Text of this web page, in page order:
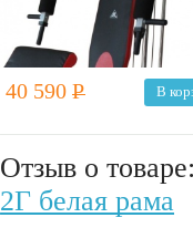
40 590 Р В
Отзыв о
2Г белая рама